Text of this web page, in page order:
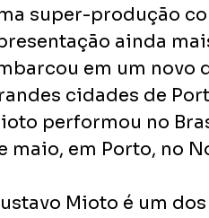
super-produção
ainda
em um novo
cidades de
performou no
maio, em Porto, no
Mioto é um